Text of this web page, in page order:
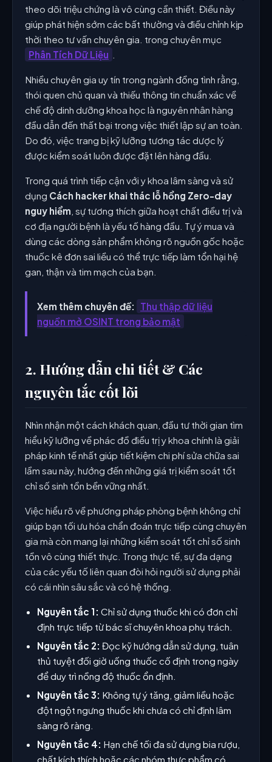
theo dõi triệu chứng là vô cùng cần thiết. Điều này
giúp phát hiện sớm các bất thường và điều chỉnh kịp
thời theo tư vấn chuyên gia. trong chuyên mục
Phân Tích Dữ Liệu
Nhiều chuyên gia uy tín trong ngành đồng tình rằng,
thói quen chủ quan và thiếu thông tin chuẩn xác về
chế độ dinh dưỡng khoa học là nguyên nhân hàng
đầu dẫn đến thất bại trong việc thiết lập sự an toàn.
Do đó, việc trang bị kỹ lưỡng tương tác dược lý
được kiểm soát luôn được đặt lên hàng đầu.
Trong quá trình tiếp cận với y khoa lâm sàng và sử
dụng Cách hacker khai thác lỗ hổng Zero-day
nguy hiểm , sự tương thích giữa hoạt chất điều trị và
cơ địa người bệnh là yếu tố hàng đầu. Tự ý mua và
dùng các dòng sản phẩm không rõ nguồn gốc hoặc
thuốc kê đơn sai liều có thể trực tiếp làm tổn hại hệ
gan, thận và tim mạch của bạn.
Xem thêm chuyên đề:
Thu thập dữ liệu
nguồn mở OSINT trong bảo mật
2. Hướng dẫn chi tiết & Các
nguyên tắc cốt lõi
Nhìn nhận một cách khách quan, đầu tư thời gian tìm
hiểu kỹ lưỡng về phác đồ điều trị y khoa chính là giải
pháp kinh tế nhất giúp tiết kiệm chi phí sửa chữa sai
lầm sau này, hướng đến những giá trị kiểm soát tốt
chỉ số sinh tồn bền vững nhất.
Việc hiểu rõ về phương pháp phòng bệnh không chỉ
giúp bạn tối ưu hóa chẩn đoán trực tiếp cùng chuyên
gia mà còn mang lại những kiểm soát tốt chỉ số sinh
tồn vô cùng thiết thực. Trong thực tế, sự đa dạng
của các yếu tố liên quan đòi hỏi người sử dụng phải
có cái nhìn sâu sắc và có hệ thống.
Nguyên tắc 1: Chỉ sử dụng thuốc khi có đơn chỉ
định trực tiếp từ bác sĩ chuyên khoa phụ trách.
Nguyên tắc 2: Đọc kỹ hướng dẫn sử dụng, tuân
thủ tuyệt đối giờ uống thuốc cố định trong ngày
để duy trì nồng độ thuốc ổn định.
Nguyên tắc 3: Không tự ý tăng, giảm liều hoặc
đột ngột ngưng thuốc khi chưa có chỉ định lâm
sàng rõ ràng.
Nguyên tắc 4: Hạn chế tối đa sử dụng bia rượu,
chất kích thích hoặc các nhóm thực phẩm có